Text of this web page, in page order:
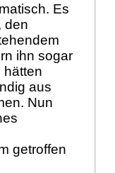
Es
den
ihn sogar
hätten
aus
Nun
getroffen